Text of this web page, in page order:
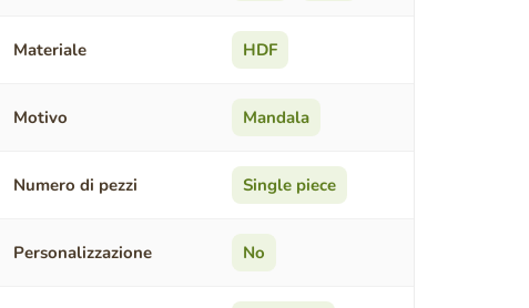
Materiale HDF
Motivo Mandala
Numero di pezzi Single piece
Personalizzazione No